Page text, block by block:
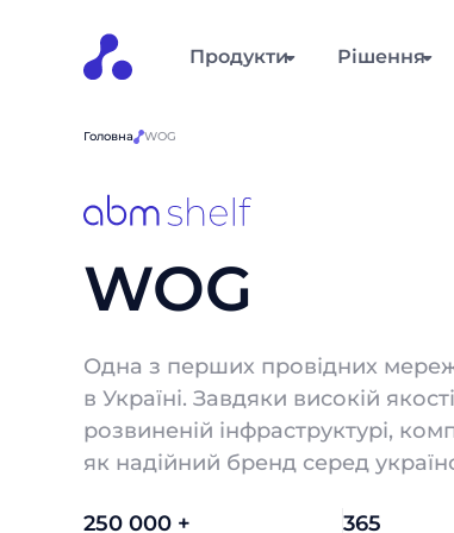
Продукти Рішення
Головна WOG
WOG
Одна з перших провідних
в Україні. Завдяки високій
розвиненій інфраструктурі,
як надійний бренд серед
250 000 + 365